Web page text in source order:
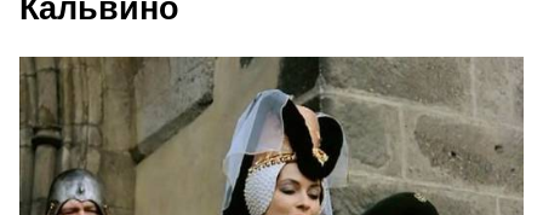
Кальвино